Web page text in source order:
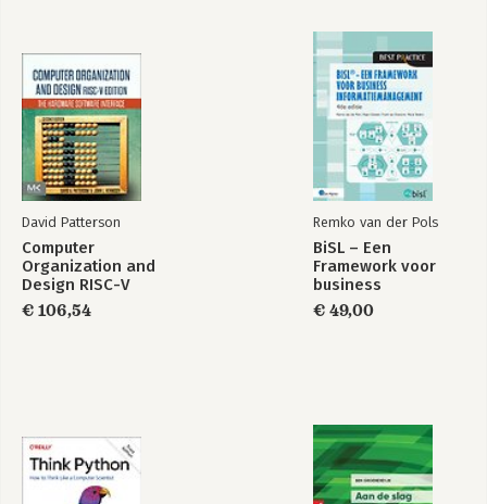
David Patterson
Computer
Organization and
Design RISC-V
Edition
€ 106,54
Remko van der Pols
BiSL – Een
Framework voor
business
€ 49,00